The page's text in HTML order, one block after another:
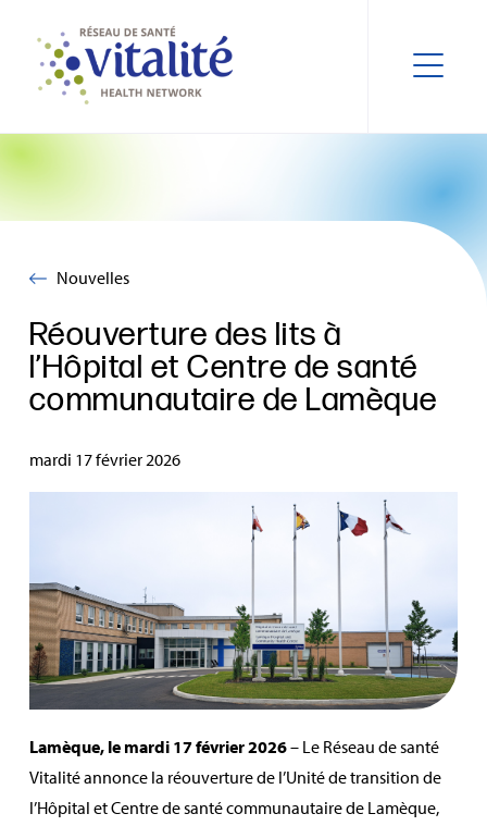
Nouvelles
Réouverture des lits à
l’Hôpital et Centre de santé
communautaire de Lamèque
mardi 17 février 2026
Lamèque, le mardi 17 février 2026– Le Réseau de santé
Vitalité annonce la réouverture de l’Unité de transition de
l’Hôpital et Centre de santé communautaire de Lamèque,